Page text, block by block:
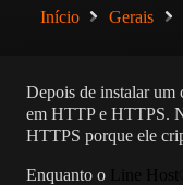
Início Gerais
Depois de instalar um
em HTTP e HTTPS.
HTTPS porque ele
Enquanto o